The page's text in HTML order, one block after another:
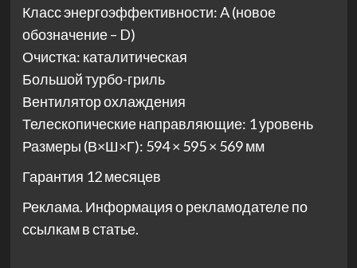
Класс энергоэффективности: A (новое
обозначение – D)
Очистка: каталитическая
Большой турбо-гриль
Вентилятор охлаждения
Телескопические направляющие: 1 уровень
Размеры (В×Ш×Г): 594 × 595 × 569 мм
Гарантия 12 месяцев
Реклама. Информация о рекламодателе по
ссылкам в статье.